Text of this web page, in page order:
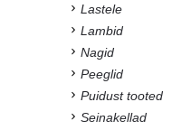
Lastele
Lambid
Nagid
Peeglid
Puidust tooted
Seinakellad